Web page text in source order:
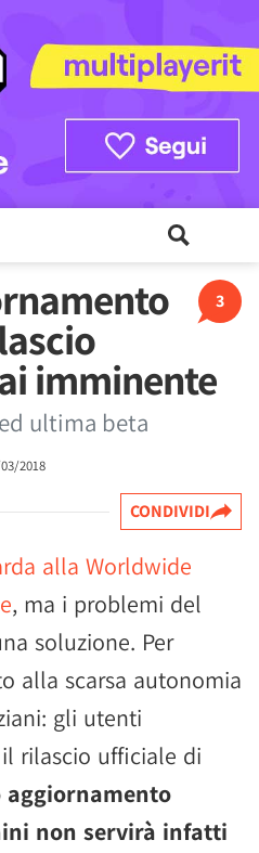
3
imminente
ultima beta
2018
CONDIVIDI
alla Worldwide
, ma i problemi del
soluzione. Per
alla scarsa autonomia
gli utenti
rilascio ufficiale di
aggiornamento
non servirà infatti